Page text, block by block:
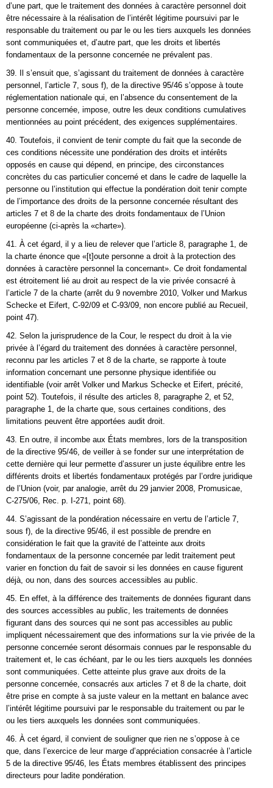
d’une part, que le traitement des données à caractère personnel doit
être nécessaire à la réalisation de l’intérêt légitime poursuivi par le
responsable du traitement ou par le ou les tiers auxquels les données
sont communiquées et, d’autre part, que les droits et libertés
fondamentaux de la personne concernée ne prévalent pas.
39. Il s’ensuit que, s’agissant du traitement de données à caractère
personnel, l’article 7, sous f), de la directive 95/46 s’oppose à toute
réglementation nationale qui, en l’absence du consentement de la
personne concernée, impose, outre les deux conditions cumulatives
mentionnées au point précédent, des exigences supplémentaires.
40. Toutefois, il convient de tenir compte du fait que la seconde de
ces conditions nécessite une pondération des droits et intérêts
opposés en cause qui dépend, en principe, des circonstances
concrètes du cas particulier concerné et dans le cadre de laquelle la
personne ou l’institution qui effectue la pondération doit tenir compte
de l’importance des droits de la personne concernée résultant des
articles 7 et 8 de la charte des droits fondamentaux de l’Union
européenne (ci-après la «charte»).
41. À cet égard, il y a lieu de relever que l’article 8, paragraphe 1, de
la charte énonce que «[t]oute personne a droit à la protection des
données à caractère personnel la concernant». Ce droit fondamental
est étroitement lié au droit au respect de la vie privée consacré à
l’article 7 de la charte (arrêt du 9 novembre 2010, Volker und Markus
Schecke et Eifert, C‑92/09 et C‑93/09, non encore publié au Recueil,
point 47).
42. Selon la jurisprudence de la Cour, le respect du droit à la vie
privée à l’égard du traitement des données à caractère personnel,
reconnu par les articles 7 et 8 de la charte, se rapporte à toute
information concernant une personne physique identifiée ou
identifiable (voir arrêt Volker und Markus Schecke et Eifert, précité,
point 52). Toutefois, il résulte des articles 8, paragraphe 2, et 52,
paragraphe 1, de la charte que, sous certaines conditions, des
limitations peuvent être apportées audit droit.
43. En outre, il incombe aux États membres, lors de la transposition
de la directive 95/46, de veiller à se fonder sur une interprétation de
cette dernière qui leur permette d’assurer un juste équilibre entre les
différents droits et libertés fondamentaux protégés par l’ordre juridique
de l’Union (voir, par analogie, arrêt du 29 janvier 2008, Promusicae,
C‑275/06, Rec. p. I‑271, point 68).
44. S’agissant de la pondération nécessaire en vertu de l’article 7,
sous f), de la directive 95/46, il est possible de prendre en
considération le fait que la gravité de l’atteinte aux droits
fondamentaux de la personne concernée par ledit traitement peut
varier en fonction du fait de savoir si les données en cause figurent
déjà, ou non, dans des sources accessibles au public.
45. En effet, à la différence des traitements de données figurant dans
des sources accessibles au public, les traitements de données
figurant dans des sources qui ne sont pas accessibles au public
impliquent nécessairement que des informations sur la vie privée de la
personne concernée seront désormais connues par le responsable du
traitement et, le cas échéant, par le ou les tiers auxquels les données
sont communiquées. Cette atteinte plus grave aux droits de la
personne concernée, consacrés aux articles 7 et 8 de la charte, doit
être prise en compte à sa juste valeur en la mettant en balance avec
l’intérêt légitime poursuivi par le responsable du traitement ou par le
ou les tiers auxquels les données sont communiquées.
46. À cet égard, il convient de souligner que rien ne s’oppose à ce
que, dans l’exercice de leur marge d’appréciation consacrée à l’article
5 de la directive 95/46, les États membres établissent des principes
directeurs pour ladite pondération.